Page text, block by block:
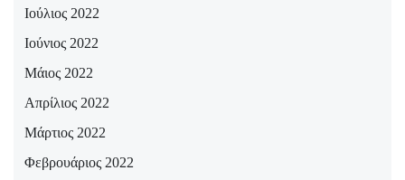
Ιούλιος 2022
Ιούνιος 2022
Μάιος 2022
Απρίλιος 2022
Μάρτιος 2022
Φεβρουάριος 2022